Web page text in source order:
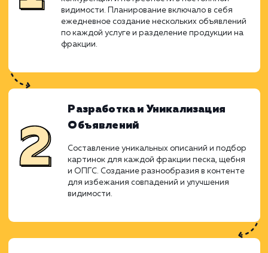
дорогостоящего платного
Ежедневное выдавание
уникализация содержания и
географии охвата привели к
увеличению видимости и успешных сделок.
Анализ и Планирование
Произведение анализа рынка и разработка
стратегии, основываясь на высокой
видимости. Планирование включало в себя
ежедневное создание нескольких
по каждой услуге и разделение продукции